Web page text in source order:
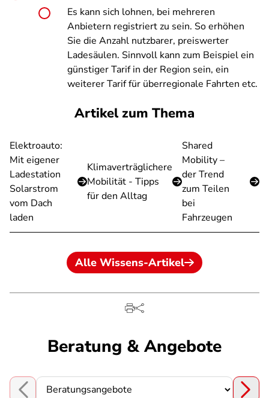
Es kann sich lohnen, bei mehreren
Anbietern registriert zu sein. So erhöhen
Sie die Anzahl nutzbarer, preiswerter
Ladesäulen. Sinnvoll kann zum Beispiel ein
günstiger Tarif in der Region sein, ein
weiterer Tarif für überregionale Fahrten etc.
Artikel zum Thema
Elektroauto:
Mit eigener
Ladestation
Solarstrom
vom Dach
laden
Klimaverträglichere
Mobilität - Tipps
für den Alltag
Shared
Mobility –
der Trend
zum Teilen
bei
Fahrzeugen
Alle Wissens-Artikel
Beratung & Angebote